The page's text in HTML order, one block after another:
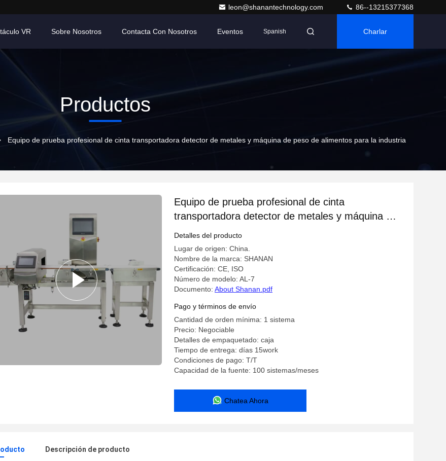
leon@shanantechnology.com 86--13215377368
VR Sobre Nosotros Contacta Con Nosotros Eventos Spanish Charlar
Productos
Equipo de prueba profesional de cinta transportadora detector de metales y máquina de peso de alimentos para la industria
Equipo de prueba profesional de cinta
transportadora detector de metales y máquina de
peso de alimentos para la industria alimentaria de
la carne de la zona húmeda
Detalles del producto
Lugar de origen: China.
Nombre de la marca: SHANAN
Certificación: CE, ISO
Número de modelo: AL-7
Documento: About Shanan.pdf
Pago y términos de envío
Cantidad de orden mínima: 1 sistema
Precio: Negociable
Detalles de empaquetado: caja
Tiempo de entrega: días 15work
Condiciones de pago: T/T
Capacidad de la fuente: 100 sistemas/meses
Chatea Ahora
Descripción de producto